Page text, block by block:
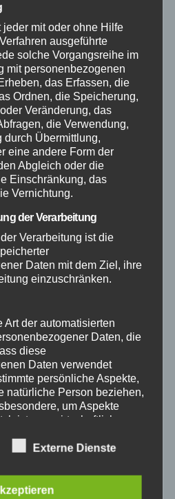
jeder mit oder ohne Hilfe
ausgeführte
solche Vorgangsreihe im
mit personenbezogenen
das Erfassen, die
Ordnen, die Speicherung,
Veränderung, das
die Verwendung,
Übermittlung,
eine andere Form der
Abgleich oder die
Einschränkung, das
Vernichtung.
der Verarbeitung
Verarbeitung ist die
Daten mit dem Ziel, ihre
einzuschränken.
Art der automatisierten
Daten, die
diese
Daten verwendet
persönliche Aspekte,
natürliche Person beziehen,
um Aspekte
wirtschaftlicher
Verhalten,
zu analysieren oder
Externe Dienste